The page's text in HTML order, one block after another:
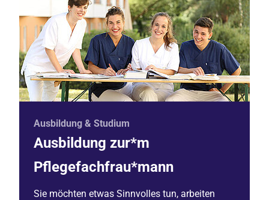
Ausbildung & Studium
Ausbildung zur*m
Pflegefachfrau*mann
Sie möchten etwas Sinnvolles tun, arbeiten